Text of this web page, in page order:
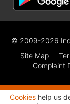
© 2009-2026
Site Map
Complaint
Cookieshelp us